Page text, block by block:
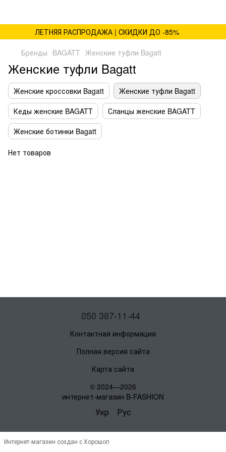
ЛЕТНЯЯ РАСПРОДАЖА | СКИДКИ ДО -85%
Бренды BAGATT Женские туфли Bagatt
Женские туфли Bagatt
Женские кроссовки Bagatt
Женские туфли Bagatt
Кеды женские BAGATT
Сланцы женские BAGATT
Женские ботинки Bagatt
Нет товаров
050 387-11-44
Контактная информация
Полная версия сайта
Карта сайта
© 2024—2026
интернет-магазин B-FASHION
Укр Рус
Интернет-магазин создан с Хорошоп